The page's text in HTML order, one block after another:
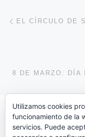
8 DE MARZO: DÍA
Utilizamos cookies
funcionamiento de la
servicios. Puede